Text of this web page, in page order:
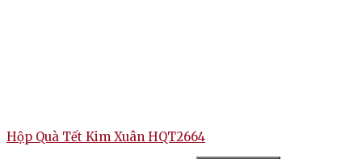
Hộp Quà Tết Kim Xuân HQT2664